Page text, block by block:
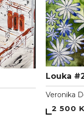
Louka
Veronika
2 500